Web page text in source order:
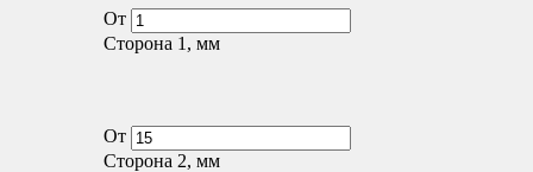
От
Сторона 1, мм
От
Сторона 2, мм